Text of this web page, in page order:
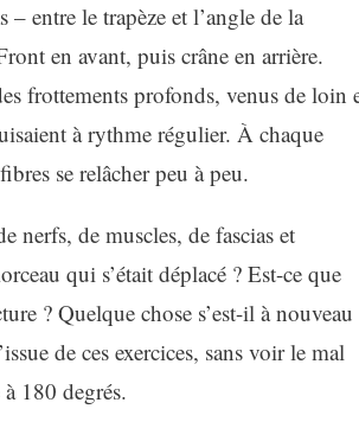
entre le trapèze et l’angle de la
en avant, puis crâne en arrière.
frottements profonds, venus de loin
à rythme régulier. À chaque
se relâcher peu à peu.
nerfs, de muscles, de fascias et
qui s’était déplacé ? Est-ce que
? Quelque chose s’est-il à nouveau
de ces exercices, sans voir le mal
180 degrés.